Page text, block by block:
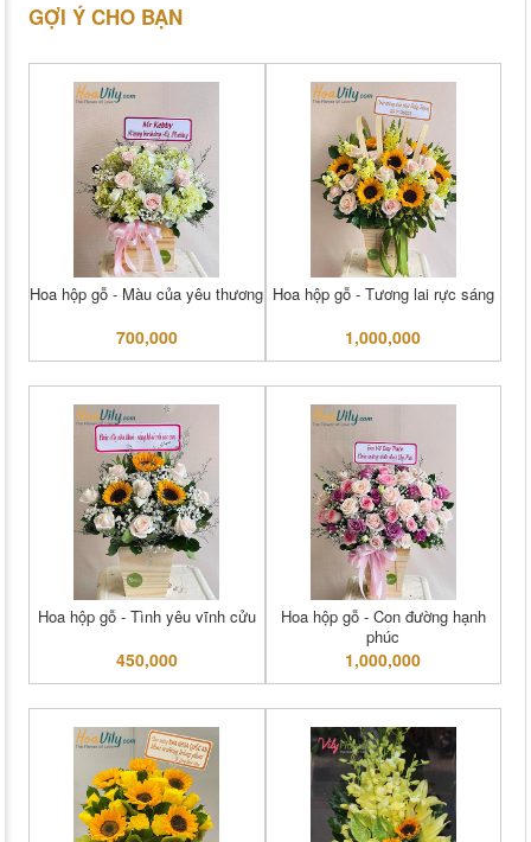
GỢI Ý CHO BẠN
Hoa hộp gỗ - Màu của yêu thương
700,000
Hoa hộp gỗ - Tương lai rực sáng
1,000,000
Hoa hộp gỗ - Tình yêu vĩnh cửu
450,000
Hoa hộp gỗ - Con đường hạnh
phúc
1,000,000